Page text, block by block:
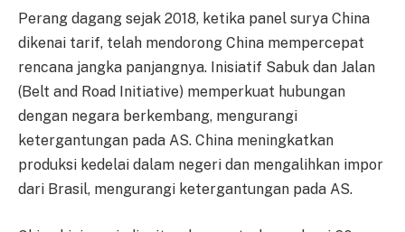
Perang dagang sejak 2018, ketika panel surya China
dikenai tarif, telah mendorong China mempercepat
rencana jangka panjangnya. Inisiatif Sabuk dan Jalan
(Belt and Road Initiative) memperkuat hubungan
dengan negara berkembang, mengurangi
ketergantungan pada AS. China meningkatkan
produksi kedelai dalam negeri dan mengalihkan impor
dari Brasil, mengurangi ketergantungan pada AS.